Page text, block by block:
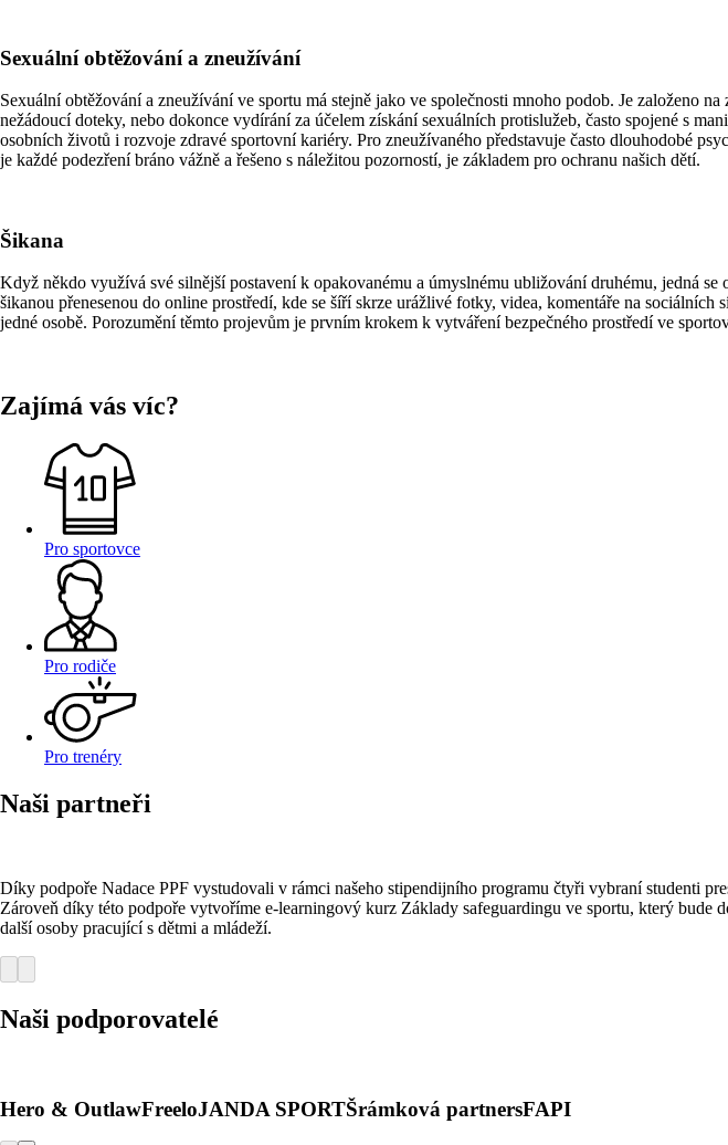
Sexuální obtěžování a zneužívání
Sexuální obtěžování a zneužívání ve sportu má stejně jako ve společnosti mnoho podob. Je založeno
nežádoucí doteky, nebo dokonce vydírání za účelem získání sexuálních protislužeb, často spojené s
osobních životů i rozvoje zdravé sportovní kariéry. Pro zneužívaného představuje často dlouhodobé
je každé podezření bráno vážně a řešeno s náležitou pozorností, je základem pro ochranu našich dětí.
Šikana
Když někdo využívá své silnější postavení k opakovanému a úmyslnému ubližování druhému, jedná
šikanou přenesenou do online prostředí, kde se šíří skrze urážlivé fotky, videa, komentáře na
jedné osobě. Porozumění těmto projevům je prvním krokem k vytváření bezpečného prostředí ve
Zajímá vás víc?
Pro sportovce
Pro rodiče
Pro trenéry
Naši partneři
Díky podpoře Nadace PPF vystudovali v rámci našeho stipendijního programu čtyři vybraní studenti
Zároveň díky této podpoře vytvoříme e-learningový kurz Základy safeguardingu ve sportu, který bude
další osoby pracující s dětmi a mládeží.
Naši podporovatelé
Hero & OutlawFreeloJANDA SPORTŠrámková partnersFAPI